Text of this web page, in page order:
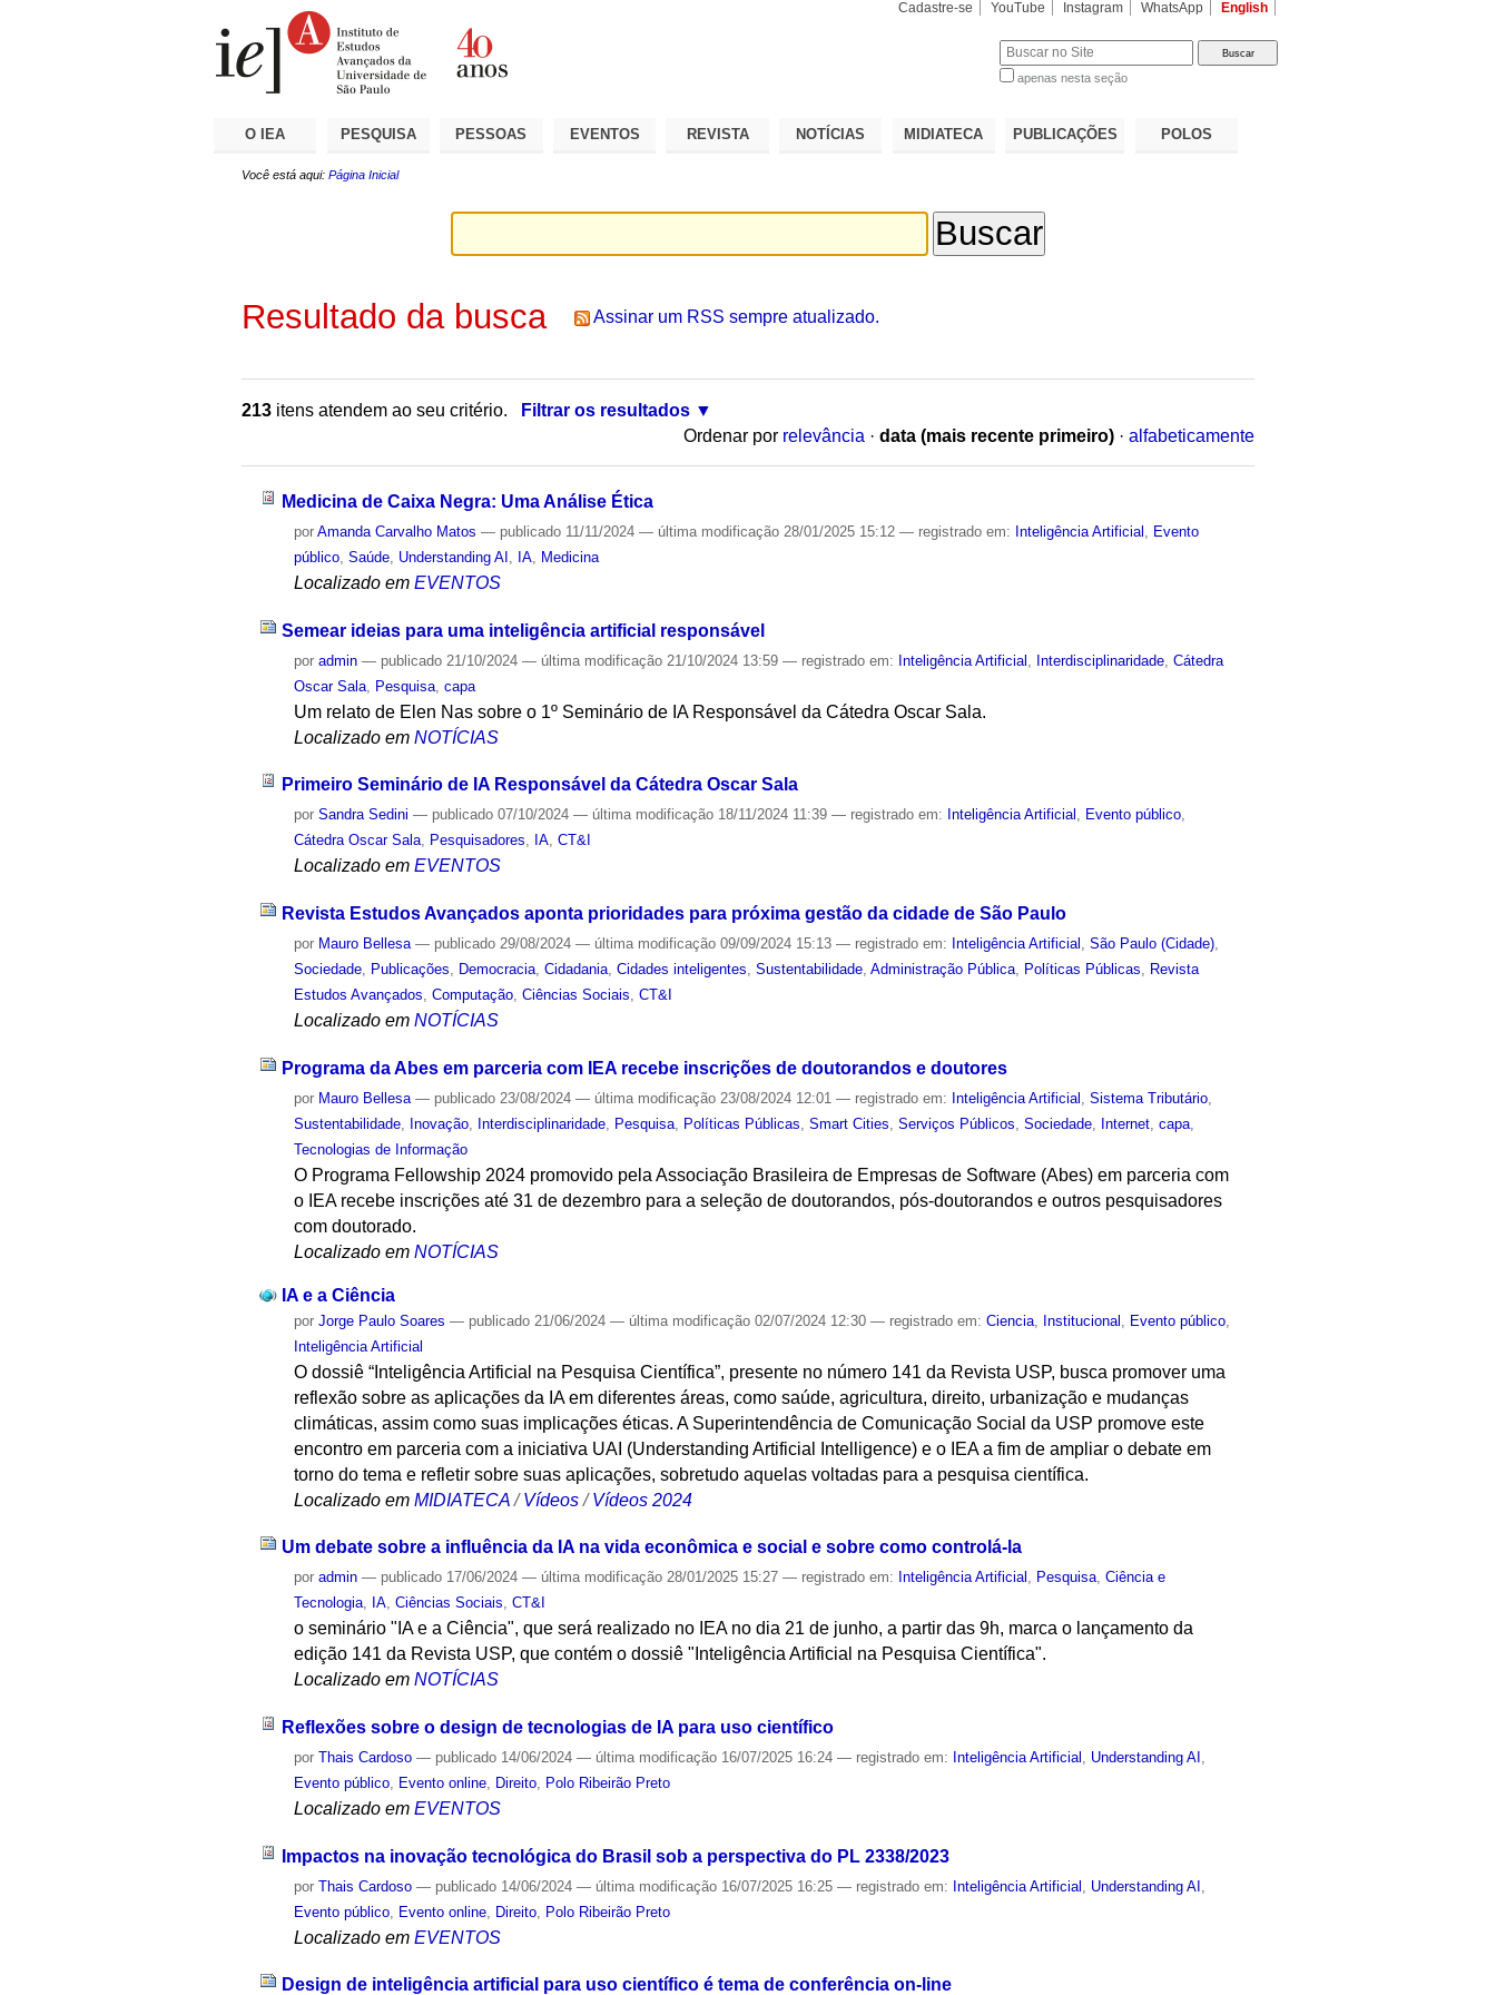
Cadastre-se YouTube Instagram WhatsApp English
apenas nesta seção
O IEA PESQUISA PESSOAS EVENTOS REVISTA NOTÍCIAS MIDIATECA PUBLICAÇÕES POLOS
Você está aqui: Página Inicial
Resultado da busca Assinar um RSS sempre atualizado.
213 itens atendem ao seu critério.
Filtrar os resultados
Ordenar por relevância · data (mais recente primeiro) · alfabeticamente
Medicina de Caixa Negra: Uma Análise Ética
porAmanda Carvalho Matos — publicado 11/11/2024— última modificação 28/01/2025 15:12— registrado em: Inteligência Artificial
Evento
público ,Saúde Understanding AI IA Medicina
Localizado em EVENTOS
Semear ideias para uma inteligência artificial responsável
poradmin — publicado 21/10/2024— última modificação 21/10/2024 13:59— registrado em: Inteligência Artificial Interdisciplinaridade ,Cátedra
Oscar Sala Pesquisa ,capa
Um relato de Elen Nas sobre o 1º Seminário de IA Responsável da Cátedra Oscar Sala.
Localizado em NOTÍCIAS
Primeiro Seminário de IA Responsável da Cátedra Oscar Sala
porSandra Sedini — publicado 07/10/2024— última modificação 18/11/2024 11:39— registrado em: Inteligência Artificial , Evento público,
Cátedra Oscar Sala, Pesquisadores, IA,CT&I
Localizado em EVENTOS
Revista Estudos Avançados aponta prioridades para próxima gestão da cidade de São Paulo
por Mauro Bellesa — publicado 29/08/2024— última modificação 09/09/2024 15:13— registrado em: Inteligência Artificial ,São Paulo (Cidade),
Sociedade, Publicações, Democracia,Cidadania,Cidades inteligentes,Sustentabilidade,Administração Pública, Políticas Públicas, Revista
Estudos Avançados,Computação,Ciências Sociais,CT&I
Localizado em NOTÍCIAS
Programa da Abes em parceria com IEA recebe inscrições de doutorandos e doutores
por Mauro Bellesa — publicado 23/08/2024— última modificação 23/08/2024 12:01— registrado em: Inteligência Artificial ,Sistema Tributário
Sustentabilidade
Inovação Interdisciplinaridade Pesquisa Políticas Públicas ,Smart Cities ,Serviços Públicos ,Sociedade Internet ,capa
Tecnologias de Informação
O Programa Fellowship 2024 promovido pela Associação Brasileira de Empresas de Software (Abes) em parceria com
o IEA recebe inscrições até 31 de dezembro para a seleção de doutorandos, pós-doutorandos e outros pesquisadores
com doutorado.
Localizado em NOTÍCIAS
IA e a Ciência
porJorge Paulo Soares — publicado 21/06/2024— última modificação 02/07/2024 12:30— registrado em:Ciencia Institucional Evento público
Inteligência Artificial
O dossiê “Inteligência Artificial na Pesquisa Científica”, presente no número 141 da Revista USP, busca promover uma
reflexão sobre as aplicações da IA em diferentes áreas, como saúde, agricultura, direito, urbanização e mudanças
climáticas, assim como suas implicações éticas. A Superintendência de Comunicação Social da USP promove este
encontro em parceria com a iniciativa UAI (Understanding Artificial Intelligence) e o IEA a fim de ampliar o debate em
torno do tema e refletir sobre suas aplicações, sobretudo aquelas voltadas para a pesquisa científica.
Localizado em MIDIATECA /Vídeos /Vídeos 2024
Um debate sobre a influência da IA na vida econômica e social e sobre como controlá-la
poradmin — publicado 17/06/2024— última modificação 28/01/2025 15:27— registrado em: Inteligência Artificial , Pesquisa,Ciência e
Tecnologia, IA,Ciências Sociais,CT&I
o seminário "IA e a Ciência", que será realizado no IEA no dia 21 de junho, a partir das 9h, marca o lançamento da
edição 141 da Revista USP, que contém o dossiê "Inteligência Artificial na Pesquisa Científica".
Localizado em NOTÍCIAS
Reflexões sobre o design de tecnologias de IA para uso científico
porThais Cardoso — publicado 14/06/2024— última modificação 16/07/2025 16:24— registrado em: Inteligência Artificial Understanding AI
Evento público
Evento online Direito Polo Ribeirão Preto
Localizado em EVENTOS
Impactos na inovação tecnológica do Brasil sob a perspectiva do PL 2338/2023
porThais Cardoso — publicado 14/06/2024— última modificação 16/07/2025 16:25— registrado em: Inteligência Artificial Understanding AI
Evento público Evento online Direito Polo Ribeirão Preto
Localizado em EVENTOS
Design de inteligência artificial para uso científico é tema de conferência on-line